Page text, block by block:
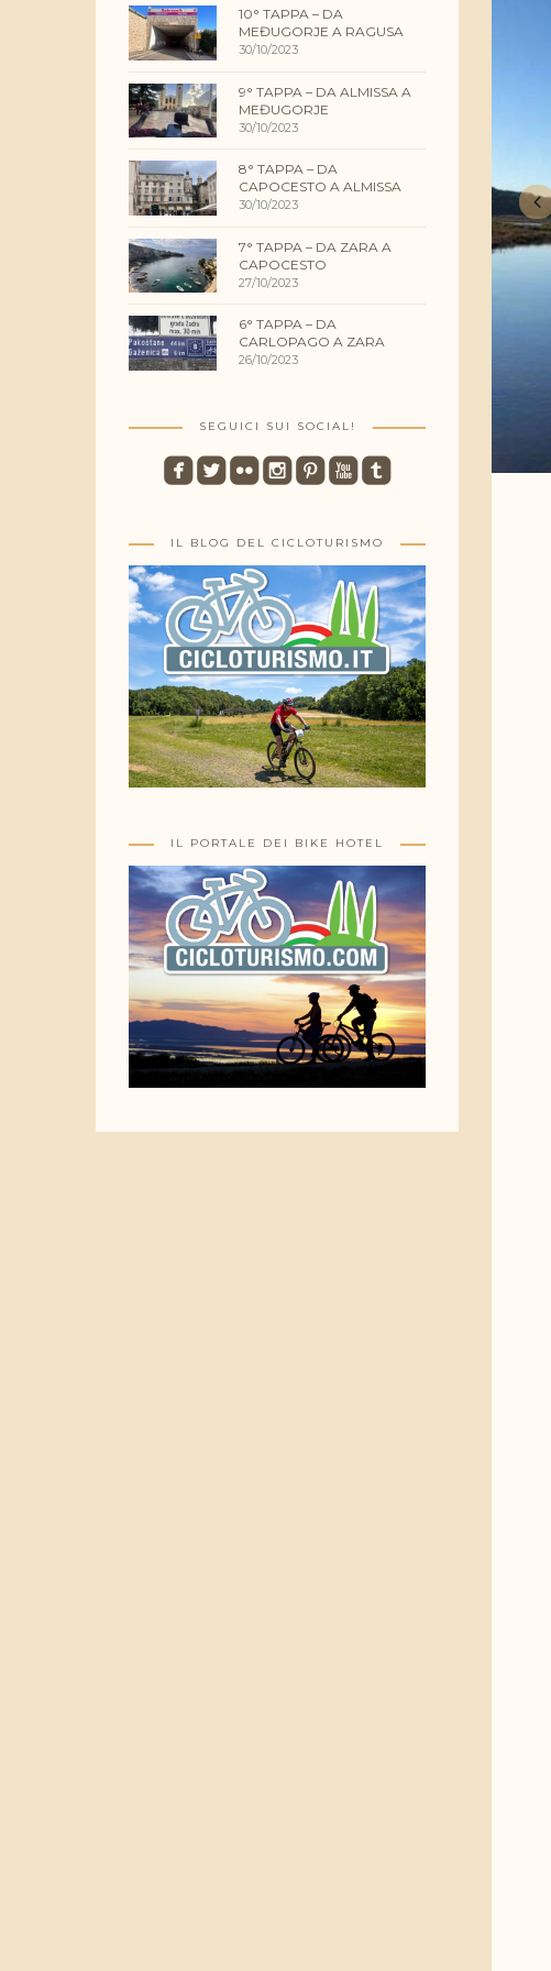
10° TAPPA – DA
MEĐUGORJE A RAGUSA
30/10/2023
9° TAPPA – DA ALMISSA A
MEĐUGORJE
30/10/2023
8° TAPPA – DA
CAPOCESTO A ALMISSA
30/10/2023
7° TAPPA – DA ZARA A
CAPOCESTO
27/10/2023
6° TAPPA – DA
CARLOPAGO A ZARA
26/10/2023
SEGUICI SUI SOCIAL!
roundedfacebookroundedtwitterbirdroundedflickrroundedinstagramroundedpinterestroundedyoutuberoundedtumblr
IL BLOG DEL CICLOTURISMO
IL PORTALE DEI BIKE HOTEL